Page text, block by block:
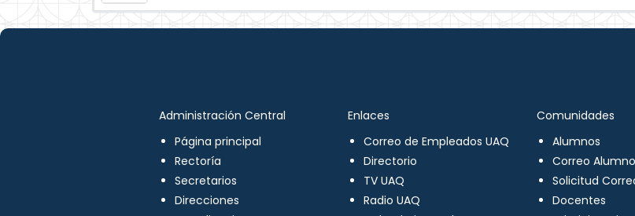
Administración Central
Página principal
Rectoría
Secretarios
Direcciones
Enlaces
Correo de Empleados UAQ
Directorio
TV UAQ
Radio UAQ
Comunidades
Alumnos
Correo
Solicitud
Docentes